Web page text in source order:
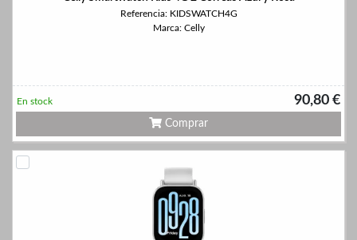
Referencia: KIDSWATCH4G
Marca: Celly
90,80 €
En stock
Comprar